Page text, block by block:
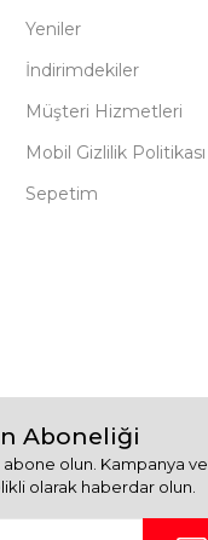
Yeniler
İndirimdekiler
Müşteri Hizmetleri
Mobil Gizlilik Politikası
Sepetim
Aboneliği
olun. Kampanya ve
olarak haberdar olun.